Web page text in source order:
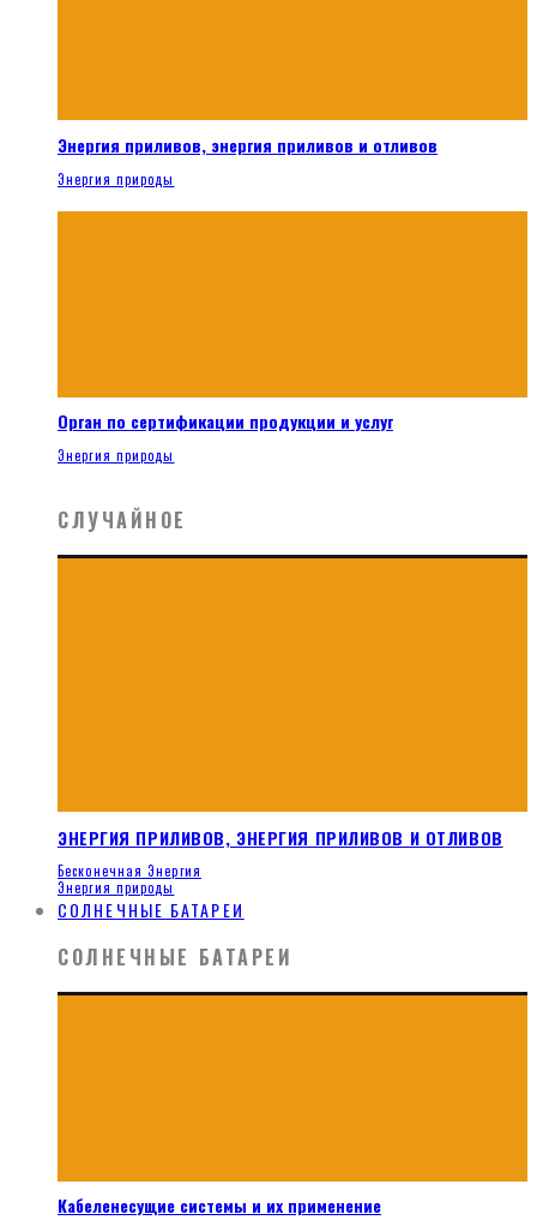
Энергия приливов, энергия приливов и отливов
Энергия природы
Орган по сертификации продукции и услуг
Энергия природы
СЛУЧАЙНОЕ
ЭНЕРГИЯ ПРИЛИВОВ, ЭНЕРГИЯ ПРИЛИВОВ И ОТЛИВОВ
Бесконечная Энергия
Энергия природы
СОЛНЕЧНЫЕ БАТАРЕИ
СОЛНЕЧНЫЕ БАТАРЕИ
Кабеленесущие системы и их применение